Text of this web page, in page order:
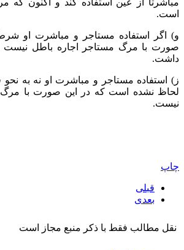
است.
و) اگر استفاده مستاجر و مباشرت او
صورت با مرگ مستاجر اجاره باطل نیست
داشت.
ز) استفاده مستاجر و مباشرت او نه به
لحاظ نشده است که در این صورت با مرگ
نیست.
چاپ
قبلی
بعدی
نقل مطالب فقط با ذکر منبع مجاز است